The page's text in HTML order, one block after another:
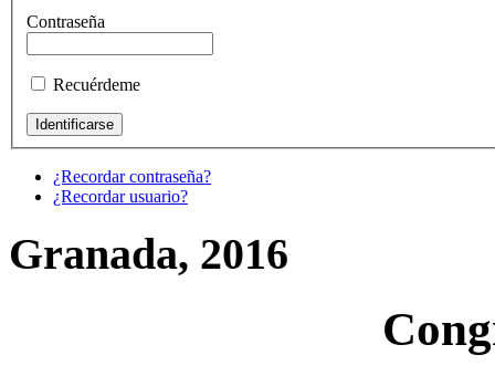
Contraseña
Recuérdeme
¿Recordar contraseña?
¿Recordar usuario?
Granada, 2016